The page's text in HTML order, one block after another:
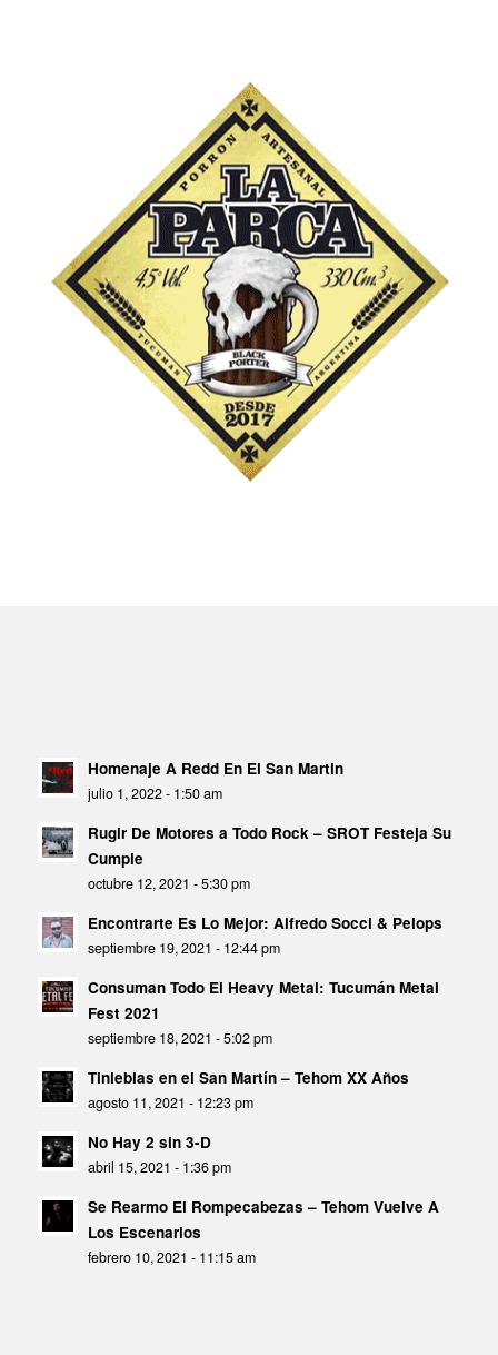
Homenaje A Redd En El San Martin
julio 1, 2022 - 1:50 am
Rugir De Motores a Todo Rock – SROT Festeja Su
Cumple
octubre 12, 2021 - 5:30 pm
Encontrarte Es Lo Mejor: Alfredo Socci & Pelops
septiembre 19, 2021 - 12:44 pm
Consuman Todo El Heavy Metal: Tucumán Metal
Fest 2021
septiembre 18, 2021 - 5:02 pm
Tinieblas en el San Martín – Tehom XX Años
agosto 11, 2021 - 12:23 pm
No Hay 2 sin 3-D
abril 15, 2021 - 1:36 pm
Se Rearmo El Rompecabezas – Tehom Vuelve A
Los Escenarios
febrero 10, 2021 - 11:15 am